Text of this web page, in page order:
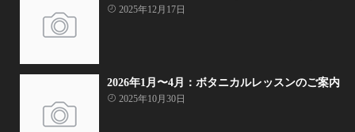
2025年12月17日
2026年1月〜4月：ボタニカルレッスンのご案内
2025年10月30日